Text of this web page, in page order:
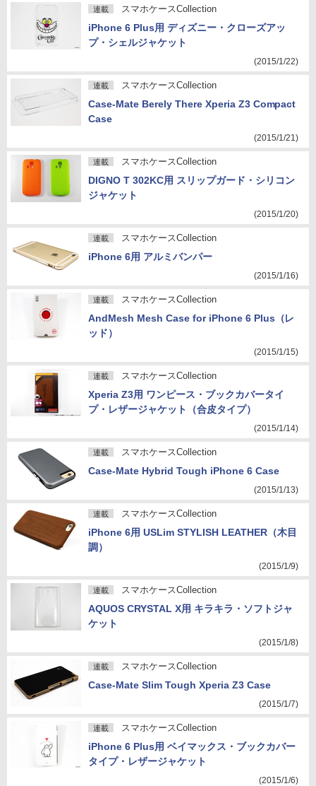
連載 スマホケースCollection
iPhone 6 Plus用 ディズニー・クローズアッ
プ・シェルジャケット
(2015/1/22)
連載 スマホケースCollection
Case-Mate Berely There Xperia Z3 Compact
Case
(2015/1/21)
連載 スマホケースCollection
DIGNO T 302KC用 スリップガード・シリコン
ジャケット
(2015/1/20)
連載 スマホケースCollection
iPhone 6用 アルミバンパー
(2015/1/16)
連載 スマホケースCollection
AndMesh Mesh Case for iPhone 6 Plus（レ
ッド）
(2015/1/15)
連載 スマホケースCollection
Xperia Z3用 ワンピース・ブックカバータイ
プ・レザージャケット（合皮タイプ）
(2015/1/14)
連載 スマホケースCollection
Case-Mate Hybrid Tough iPhone 6 Case
(2015/1/13)
連載 スマホケースCollection
iPhone 6用 USLim STYLISH LEATHER（木目
調）
(2015/1/9)
連載 スマホケースCollection
AQUOS CRYSTAL X用 キラキラ・ソフトジャ
ケット
(2015/1/8)
連載 スマホケースCollection
Case-Mate Slim Tough Xperia Z3 Case
(2015/1/7)
連載 スマホケースCollection
iPhone 6 Plus用 ベイマックス・ブックカバー
タイプ・レザージャケット
(2015/1/6)